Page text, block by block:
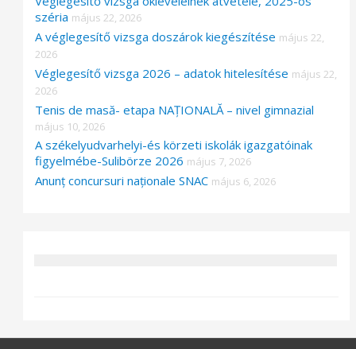
széria május 22, 2026
A véglegesítő vizsga doszárok kiegészítése május 22,
2026
Véglegesítő vizsga 2026 – adatok hitelesítése május 22,
2026
Tenis de masă- etapa NAȚIONALĂ – nivel gimnazial
május 10, 2026
A székelyudvarhelyi-és körzeti iskolák igazgatóinak
figyelmébe-Sulibörze 2026 május 7, 2026
Anunț concursuri naționale SNAC május 6, 2026